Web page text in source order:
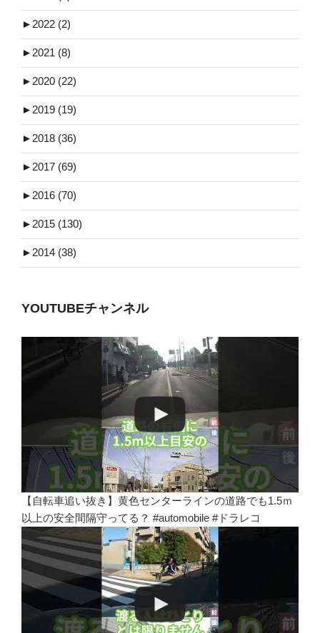
► 2022 (2)
► 2021 (8)
► 2020 (22)
► 2019 (19)
► 2018 (36)
► 2017 (69)
► 2016 (70)
► 2015 (130)
► 2014 (38)
YOUTUBEチャンネル
【自転車追い抜き】黄色センターラインの道路でも1.5ｍ
以上の安全間隔守ってる？ #automobile #ドラレコ